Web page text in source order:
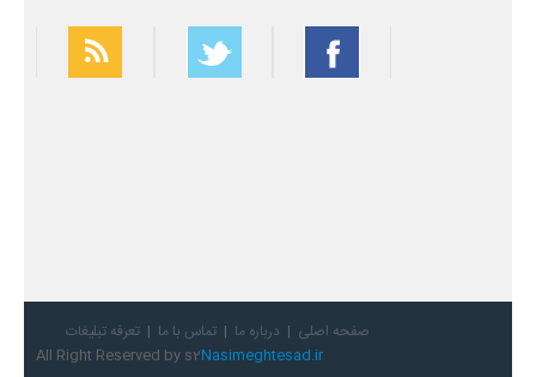
تعرفه تبلیغات تماس با ما درباره ما
صفحه اصلی
All Right Reserved by s2Nasimeghtesad.ir